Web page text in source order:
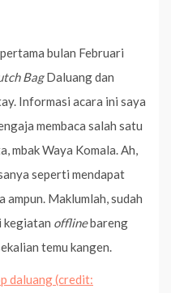
bulan Februari
BagDaluang dan
Informasi acara ini saya
membaca salah satu
mbak Waya Komala. Ah,
seperti mendapat
Maklumlah, sudah
kegiatan offlinebareng
temu kangen.